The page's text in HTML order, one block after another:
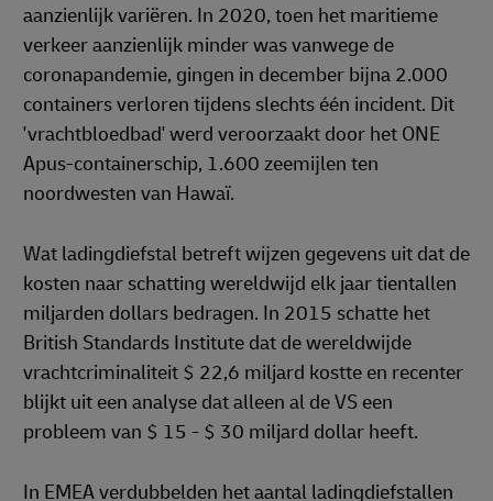
aanzienlijk variëren. In 2020, toen het maritieme
verkeer aanzienlijk minder was vanwege de
coronapandemie, gingen in december bijna 2.000
containers verloren tijdens slechts één incident. Dit
'vrachtbloedbad' werd veroorzaakt door het ONE
Apus-containerschip, 1.600 zeemijlen ten
noordwesten van Hawaï.
Wat ladingdiefstal betreft wijzen gegevens uit dat de
kosten naar schatting wereldwijd elk jaar tientallen
miljarden dollars bedragen. In 2015 schatte het
British Standards Institute dat de wereldwijde
vrachtcriminaliteit $ 22,6 miljard kostte en recenter
blijkt uit een analyse dat alleen al de VS een
probleem van $ 15 - $ 30 miljard dollar heeft.
In EMEA verdubbelden het aantal ladingdiefstallen